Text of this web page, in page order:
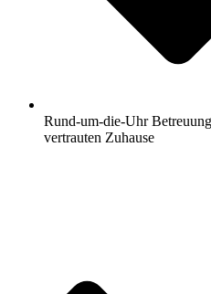
Rund-um-die-Uhr
vertrauten Zuhause